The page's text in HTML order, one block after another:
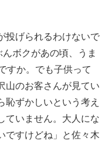
投げられるわけないで
ボクがあの頃、うま
すか。でも子供って
山のお客さんが見てい
恥ずかしいという考え
ていません。大人にな
ですけどね」と佐々木